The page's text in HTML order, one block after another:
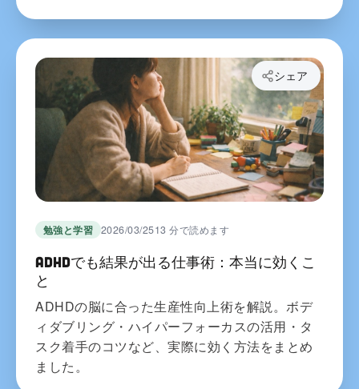
勉強と学習 2026/03/2513 分で読めます
ADHDでも結果が出る仕事術：本当に効くこ
と
ADHDの脳に合った生産性向上術を解説。ボデ
ィダブリング・ハイパーフォーカスの活用・タ
スク着手のコツなど、実際に効く方法をまとめ
ました。
シェア